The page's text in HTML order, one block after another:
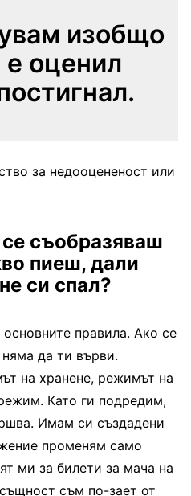
изобщо
е оценил
за недооцененост или
съобразяваш
пиеш, дали
си спал?
правила. Ако се
да ти върви.
на хранене, режимът на
Като ги подредим,
Имам си създадени
променям само
ми за билети за мача на
съм по-зает от